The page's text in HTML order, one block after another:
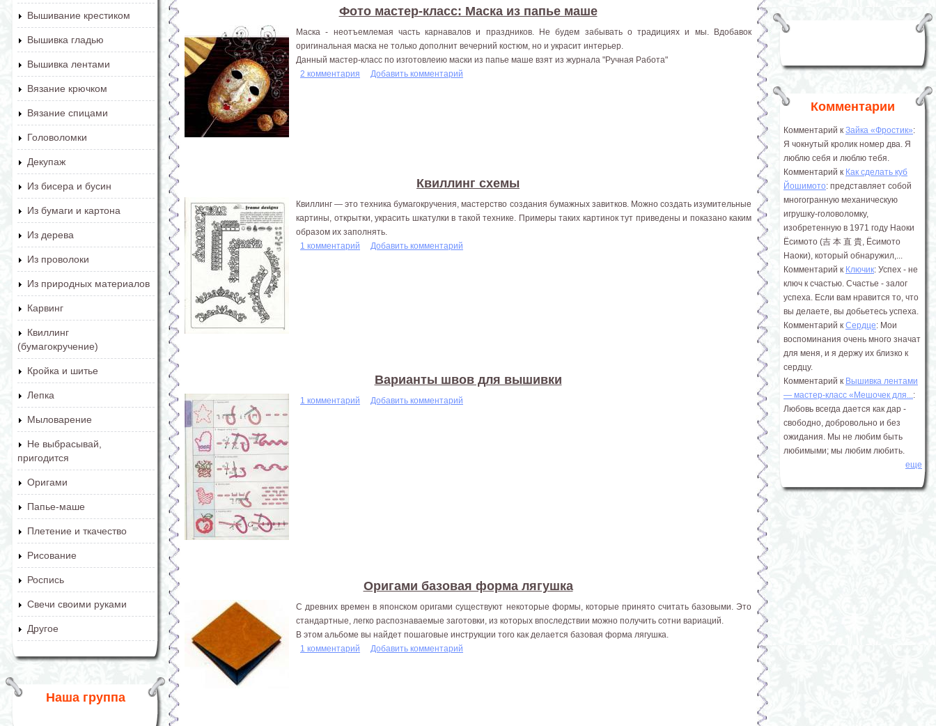
Вышивание крестиком
Вышивка гладью
Вышивка лентами
Вязание крючком
Вязание спицами
Головоломки
Декупаж
Из бисера и бусин
Из бумаги и картона
Из дерева
Из проволоки
Из природных материалов
Карвинг
Квиллинг
(бумагокручение)
Кройка и шитье
Лепка
Мыловарение
Не выбрасывай,
пригодится
Оригами
Папье-маше
Плетение и ткачество
Рисование
Роспись
Свечи своими руками
Другое
Наша группа
Фото мастер-класс: Маска из папье маше
Маска - неотъемлемая часть карнавалов и праздников. Не будем забывать о традициях и мы. Вдобавок
оригинальная маска не только дополнит вечерний костюм, но и украсит интерьер.
Данный мастер-класс по изготовлеию маски из папье маше взят из журнала "Ручная Работа"
2 комментария
Добавить комментарий
Квиллинг схемы
Квиллинг — это техника бумагокручения, мастерство создания бумажных завитков. Можно создать изумительные
картины, открытки, украсить шкатулки в такой технике. Примеры таких картинок тут приведены и показано каким
образом их заполнять.
1 комментарий
Добавить комментарий
Варианты швов для вышивки
1 комментарий Добавить комментарий
Оригами базовая форма лягушка
С древних времен в японском оригами существуют некоторые формы, которые принято считать базовыми. Это
стандартные, легко распознаваемые заготовки, из которых впоследствии можно получить сотни вариаций.
В этом альбоме вы найдет пошаговые инструкции того как делается базовая форма лягушка.
1 комментарий
Добавить комментарий
Комментарии
Комментарий к Зайка «Фростик»:
Я чокнутый кролик номер два. Я
люблю себя и люблю тебя.
Комментарий к Как сделать куб
Йошимото: представляет собой
многогранную механическую
игрушку-головоломку,
изобретенную в 1971 году Наоки
Ёсимото (吉 本 直 貴, Ёсимото
Наоки), который обнаружил,...
Комментарий к Ключик: Успех - не
ключ к счастью. Счастье - залог
успеха. Если вам нравится то, что
вы делаете, вы добьетесь успеха.
Комментарий к Сердце: Мои
воспоминания очень много значат
для меня, и я держу их близко к
сердцу.
Комментарий к Вышивка лентами
― мастер-класс «Мешочек для...:
Любовь всегда дается как дар -
свободно, добровольно и без
ожидания. Мы не любим быть
любимыми; мы любим любить.
еще